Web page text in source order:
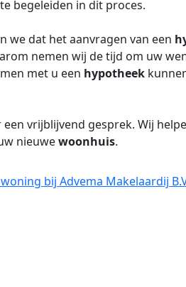
begeleiden in dit proces.
we dat het aanvragen van een
nemen wij de tijd om uw
met u een hypotheek
vrijblijvend gesprek. Wij
nieuwewoonhuis.
bij Advema Makelaardij